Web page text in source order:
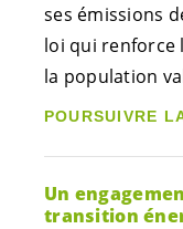
ses émissions
loi qui renforce
la population
POURSUIVRE
Un
transition